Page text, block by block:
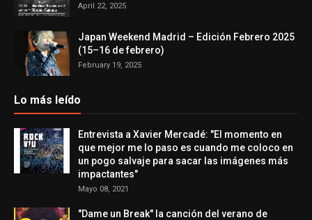
April 22, 2025
Japan Weekend Madrid – Edición Febrero 2025
(15–16 de febrero)
February 19, 2025
Lo más leído
Entrevista a Xavier Mercadé: "El momento en
que mejor me lo paso es cuando me coloco en
un pogo salvaje para sacar las imágenes más
impactantes"
Mayo 08, 2021
"Dame un Break" la canción del verano de